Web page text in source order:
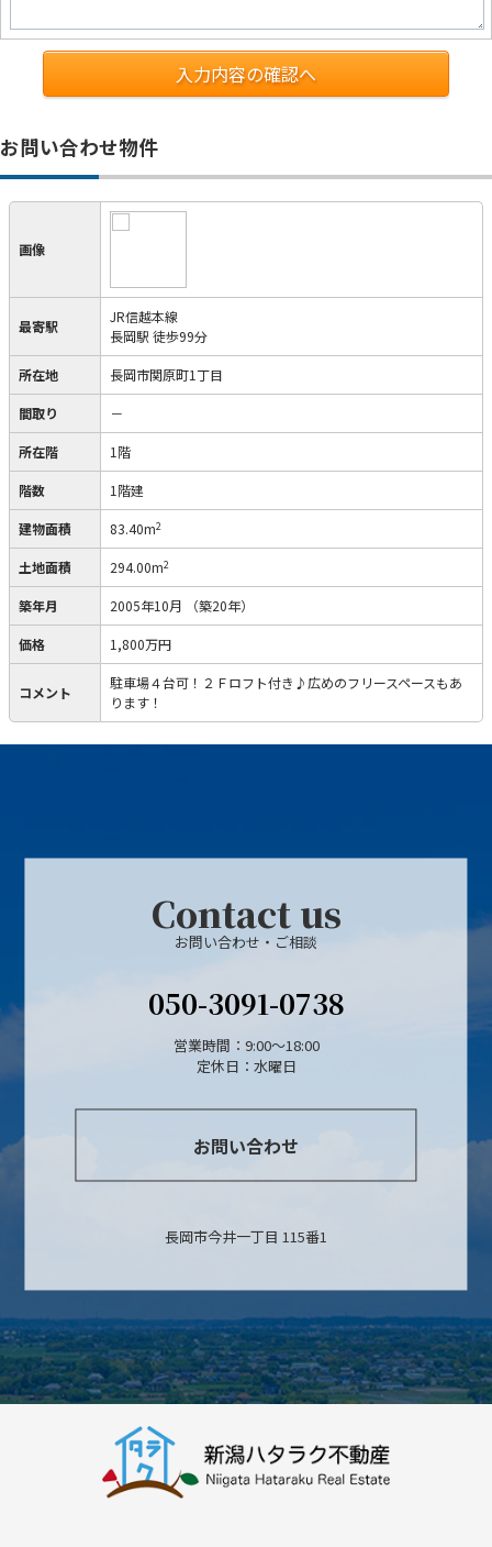
入力内容の確認へ
お問い合わせ物件
画像
最寄駅
JR信越本線
長岡駅 徒歩99分
所在地 長岡市関原町1丁目
間取り －
所在階 1階
階数 1階建
建物面積 83.40m2
土地面積 294.00m2
築年月 2005年10月 （築20年）
価格 1,800万円
コメント
駐車場４台可！２Ｆロフト付き♪広めのフリースペースもあ
ります！
Contact us
お問い合わせ・ご相談
050-3091-0738
営業時間：9:00～18:00
定休日：水曜日
お問い合わせ
長岡市今井一丁目 115番1